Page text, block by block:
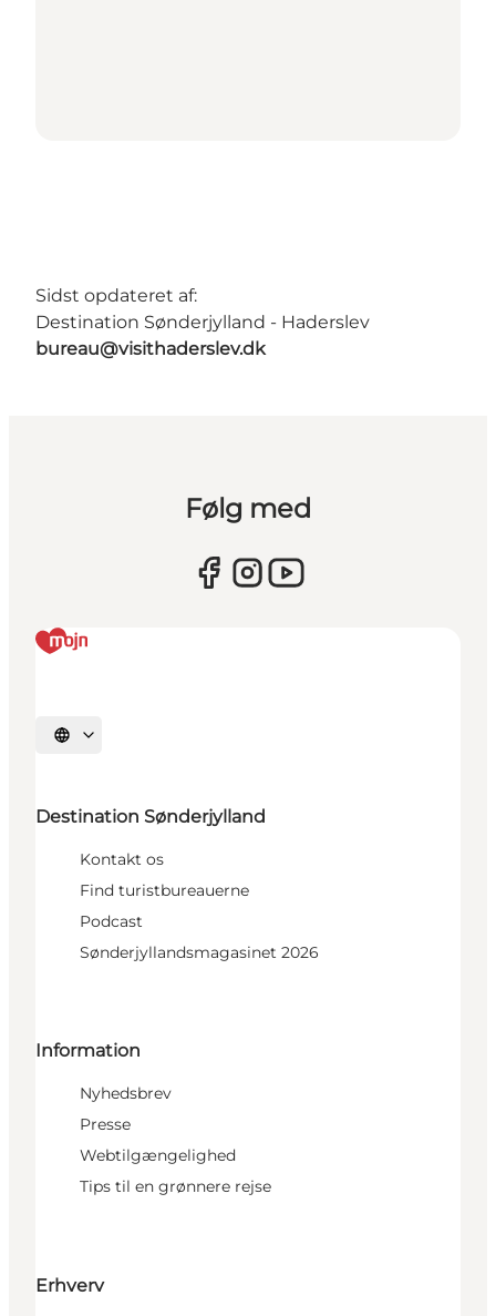
Sidst opdateret af:
Destination Sønderjylland - Haderslev
bureau@visithaderslev.dk
Følg med
Vælg sprog
Destination Sønderjylland
Kontakt os
Find turistbureauerne
Podcast
Sønderjyllandsmagasinet 2026
Information
Nyhedsbrev
Presse
Webtilgængelighed
Tips til en grønnere rejse
Erhverv